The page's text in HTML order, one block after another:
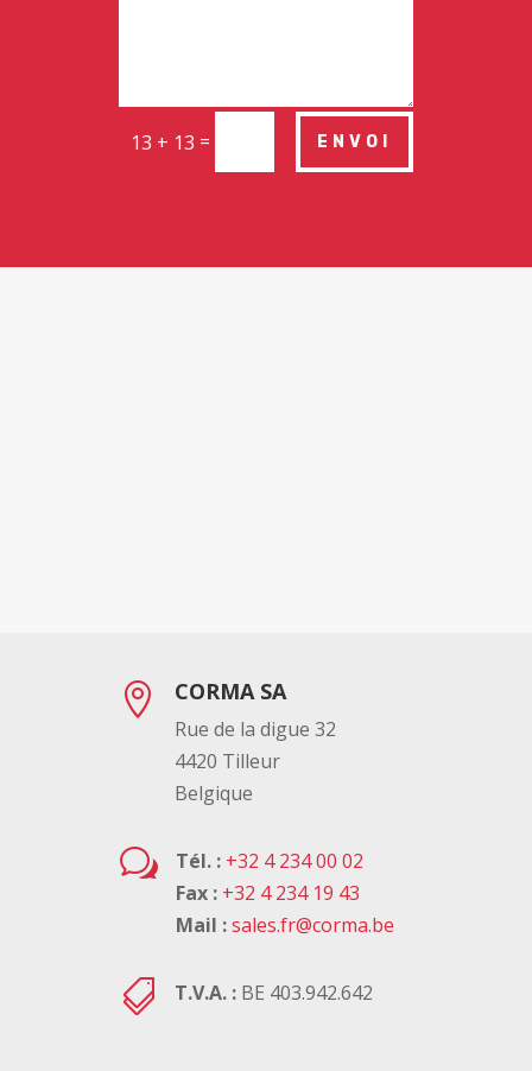
13 + 13 = ENVOI
 CORMA SA
Rue de la digue 32
4420 Tilleur
Belgique
w Tél. : +32 4 234 00 02
Fax : +32 4 234 19 43
Mail :sales.fr@corma.be
 T.V.A. : BE 403.942.642